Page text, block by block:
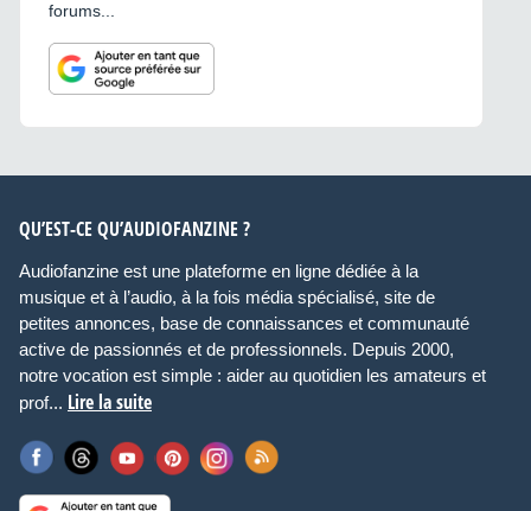
forums...
QU’EST-CE QU’AUDIOFANZINE ?
Audiofanzine est une plateforme en ligne dédiée à la
musique et à l’audio, à la fois média spécialisé, site de
petites annonces, base de connaissances et communauté
active de passionnés et de professionnels. Depuis 2000,
notre vocation est simple : aider au quotidien les amateurs et
prof... Lire la suite